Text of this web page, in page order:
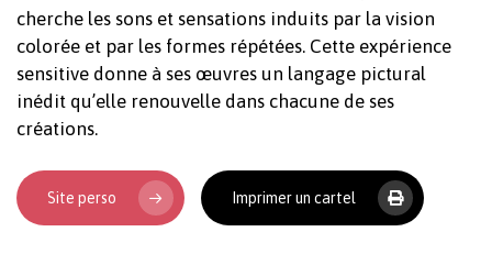
cherche les sons et sensations induits par la vision
colorée et par les formes répétées. Cette expérience
sensitive donne à ses œuvres un langage pictural
inédit qu’elle renouvelle dans chacune de ses
créations.
Site perso Imprimer un cartel